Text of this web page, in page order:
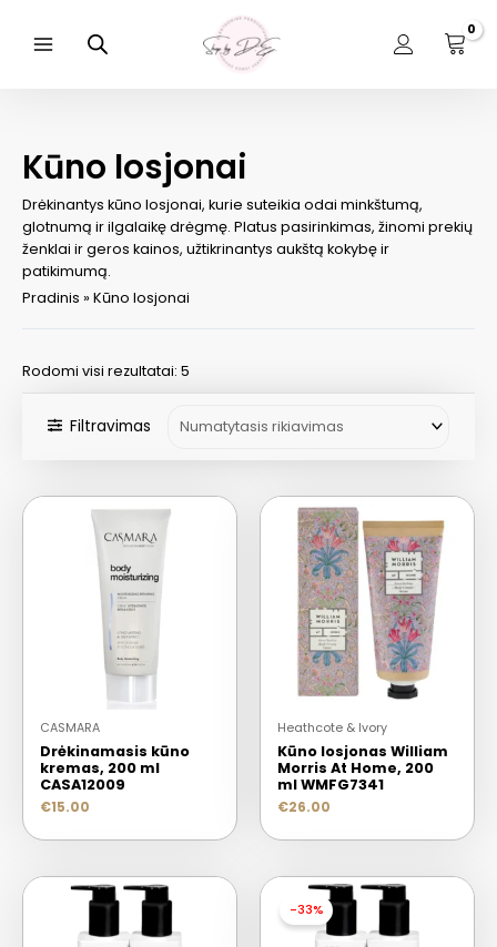
turinio
Kūno losjonai
Drėkinantys kūno losjonai, kurie suteikia odai minkštumą,
glotnumą ir ilgalaikę drėgmę. Platus pasirinkimas, žinomi prekių
ženklai ir geros kainos, užtikrinantys aukštą kokybę ir
patikimumą.
Pradinis » Kūno losjonai
Rodomi visi rezultatai: 5
Filtravimas
CASMARA
Drėkinamasis kūno
kremas, 200 ml
CASA12009
€15.00
Heathcote & Ivory
Kūno losjonas William
Morris At Home, 200
ml WMFG7341
€26.00
-33%